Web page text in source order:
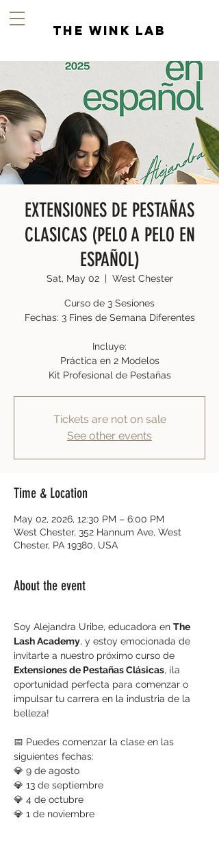
the wink lab
EXTENSIONES DE PESTAÑAS
CLASICAS (PELO A PELO EN
ESPAÑOL)
Sat, May 02
  |
West Chester
Curso de 3 Sesiones
Fechas: 3 Fines de Semana Diferentes
Incluye:
Práctica en 2 Modelos
Kit Profesional de Pestañas
Tickets are not on sale
See other events
Time & Location
May 02, 2026, 12:30 PM – 6:00 PM
West Chester, 352 Hannum Ave, West
Chester, PA 19380, USA
About the event
Soy Alejandra Uribe, educadora en The
Lash Academy, y estoy emocionada de
invitarte a nuestro próximo curso de
Extensiones de Pestañas Clásicas, ¡la
oportunidad perfecta para comenzar o
impulsar tu carrera en la industria de la
belleza!
📅 Puedes comenzar la clase en las
siguientes fechas:
💎 9 de agosto
💎 13 de septiembre
💎 4 de octubre
💎 1 de noviembre